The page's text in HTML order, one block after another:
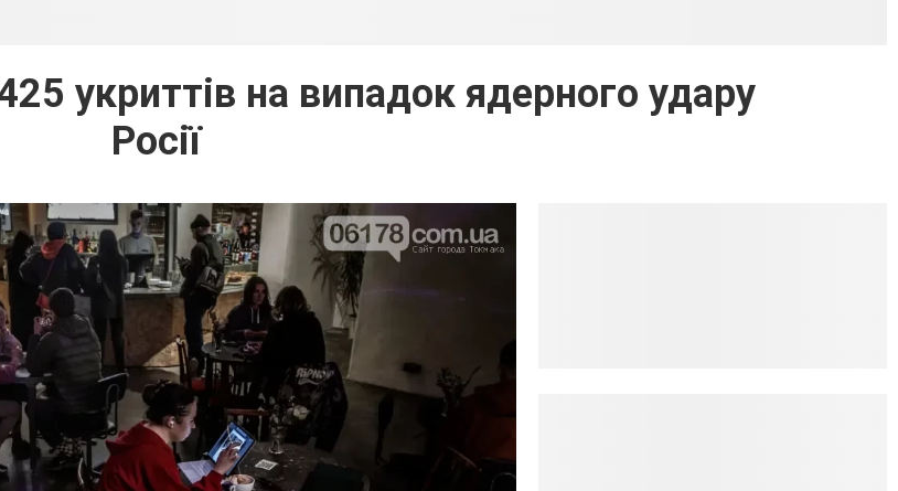
укриттів на випадок ядерного удару
Росії